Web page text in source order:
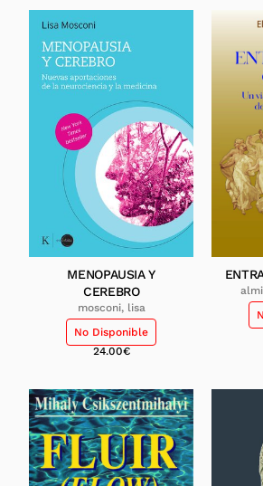
MENOPAUSIA Y
CEREBRO
mosconi, lisa
No Disponible
24.00€